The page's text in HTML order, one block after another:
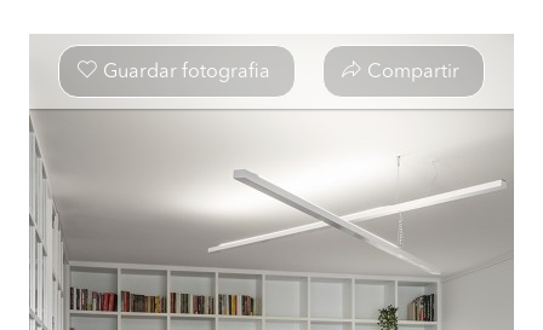
Guardar fotografia Compartir